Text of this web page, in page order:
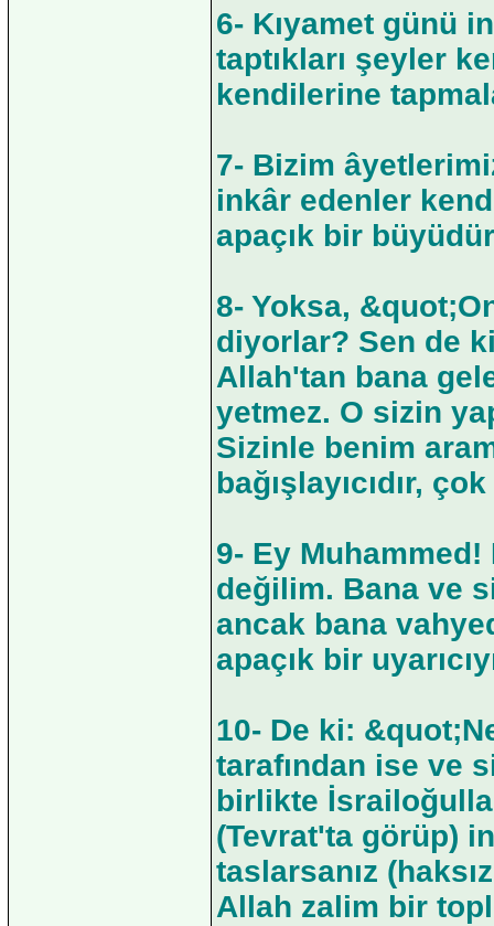
6- Kıyamet günü
taptıkları şeyler
kendilerine
7- Bizim
inkâr edenler
apaçık bir
8- Yoksa,
diyorlar? Sen de
Allah'tan bana
yetmez. O sizin
Sizinle benim
bağışlayıcıdır,
9- Ey
değilim. Bana ve
ancak bana
apaçık bir
10- De ki:
tarafından ise ve
birlikte
(Tevrat'ta görüp)
taslarsanız
Allah zalim bir